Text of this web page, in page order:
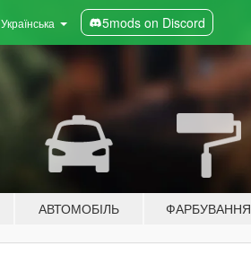
Українська 5mods on Discord
АВТОМОБІЛЬ ФАРБУВАННЯ